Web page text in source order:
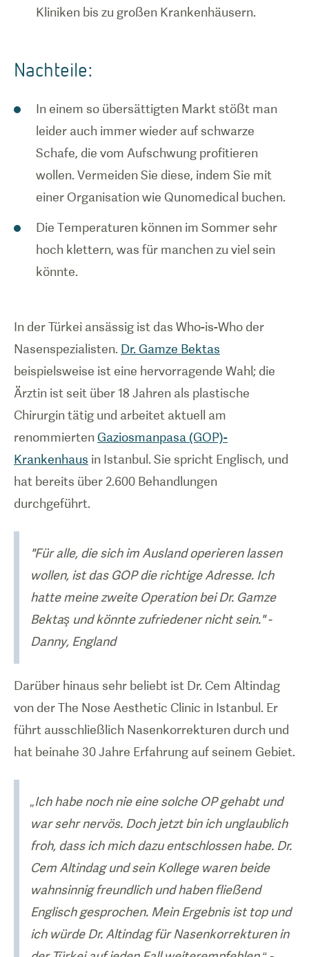
Kliniken bis zu großen Krankenhäusern.
Nachteile:
In einem so übersättigten Markt stößt man
leider auch immer wieder auf schwarze
Schafe, die vom Aufschwung profitieren
wollen. Vermeiden Sie diese, indem Sie mit
einer Organisation wie Qunomedical buchen.
Die Temperaturen können im Sommer sehr
hoch klettern, was für manchen zu viel sein
könnte.
In der Türkei ansässig ist das Who-is-Who der
Nasenspezialisten. Dr. Gamze Bektas
beispielsweise ist eine hervorragende Wahl; die
Ärztin ist seit über 18 Jahren als plastische
Chirurgin tätig und arbeitet aktuell am
renommierten Gaziosmanpasa (GOP)-
Krankenhaus in Istanbul. Sie spricht Englisch, und
hat bereits über 2.600 Behandlungen
durchgeführt.
"Für alle, die sich im Ausland operieren lassen
wollen, ist das GOP die richtige Adresse. Ich
hatte meine zweite Operation bei Dr. Gamze
Bektaş und könnte zufriedener nicht sein." -
Danny, England
Darüber hinaus sehr beliebt ist Dr. Cem Altindag
von der The Nose Aesthetic Clinic in Istanbul. Er
führt ausschließlich Nasenkorrekturen durch und
hat beinahe 30 Jahre Erfahrung auf seinem Gebiet.
„Ich habe noch nie eine solche OP gehabt und
war sehr nervös. Doch jetzt bin ich unglaublich
froh, dass ich mich dazu entschlossen habe. Dr.
Cem Altindag und sein Kollege waren beide
wahnsinnig freundlich und haben fließend
Englisch gesprochen. Mein Ergebnis ist top und
ich würde Dr. Altindag für Nasenkorrekturen in